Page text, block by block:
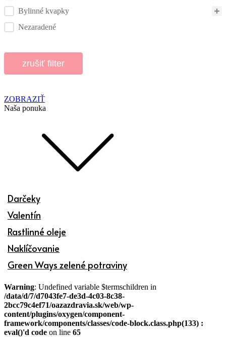
Bylinné kvapky
Nezaradené
zrušiť filter
ZOBRAZIŤ
Naša ponuka
Darčeky
Valentín
Rastlinné oleje
Naklíčovanie
Green Ways zelené potraviny
Warning: Undefined variable $termschildren in
/data/d/7/d7043fe7-de3d-4c03-8c38-
2bcc79c4ef71/oazazdravia.sk/web/wp-
content/plugins/oxygen/component-
framework/components/classes/code-block.class.php(133) :
eval()'d code on line 65